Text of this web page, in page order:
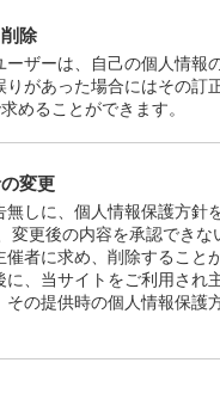
除
ーザーは、自己の個人情報
りがあった場合にはその訂
めることができます。
変更
無しに、個人情報保護方針
変更後の内容を承認できな
者に求め、削除すること
、当サイトをご利用され
その提供時の個人情報保護